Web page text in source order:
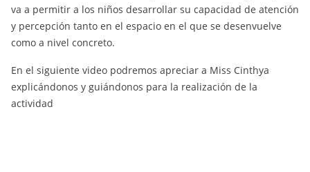
va a permitir a los niños desarrollar su capacidad de atención
y percepción tanto en el espacio en el que se desenvuelve
como a nivel concreto.
En el siguiente video podremos apreciar a Miss Cinthya
explicándonos y guiándonos para la realización de la
actividad